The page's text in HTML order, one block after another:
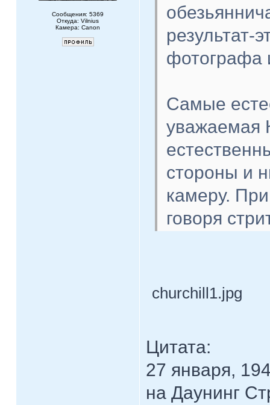
Сообщения: 5369
Откуда: Vilnius
Камера: Canon
результат-
фотографа
Самые
уважаемая
стороны и
камеру.
говоря
churchill1.jpg
Цитата:
27 января,
на Даунинг